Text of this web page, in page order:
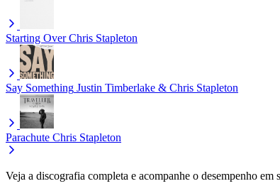
Starting Over Chris Stapleton
Say Something Justin Timberlake & Chris Stapleton
Parachute Chris Stapleton
Veja a discografia completa e acompanhe o desempenho em